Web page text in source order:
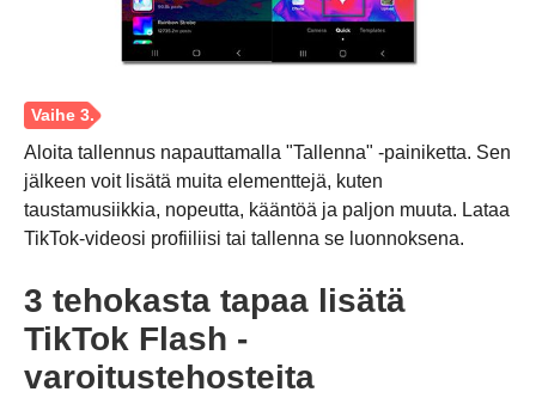
Aloita tallennus napauttamalla "Tallenna" -painiketta. Sen
jälkeen voit lisätä muita elementtejä, kuten
taustamusiikkia, nopeutta, kääntöä ja paljon muuta. Lataa
TikTok-videosi profiiliisi tai tallenna se luonnoksena.
3 tehokasta tapaa lisätä
TikTok Flash -
varoitustehosteita